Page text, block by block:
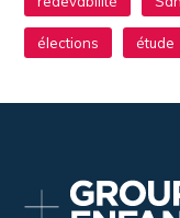
élections étude